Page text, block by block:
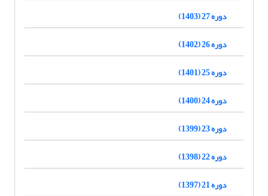
دوره 27 (1403)
دوره 26 (1402)
دوره 25 (1401)
دوره 24 (1400)
دوره 23 (1399)
دوره 22 (1398)
دوره 21 (1397)